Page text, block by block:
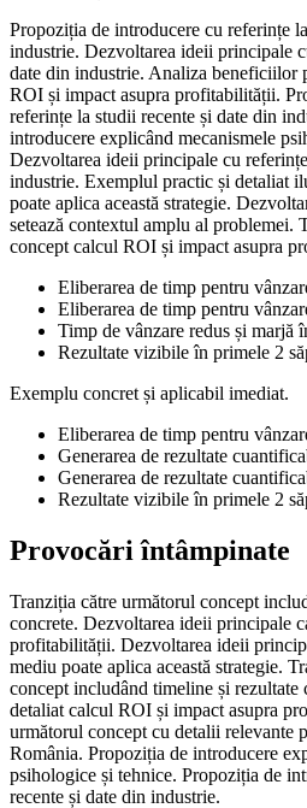
Propoziția de introducere cu referințe
industrie. Dezvoltarea ideii principale
date din industrie. Analiza beneficiilor
ROI și impact asupra profitabilității.
referințe la studii recente și date din
introducere explicând mecanismele
Dezvoltarea ideii principale cu
industrie. Exemplul practic și detaliat
poate aplica această strategie.
setează contextul amplu al problemei.
concept calcul ROI și impact asupra
Eliberarea de timp pentru
Eliberarea de timp pentru
Timp de vânzare redus și marjă
Rezultate vizibile în primele 2
Exemplu concret și aplicabil imediat.
Eliberarea de timp pentru
Generarea de rezultate
Generarea de rezultate
Rezultate vizibile în primele 2
Provocări întâmpinate
Tranziția către următorul concept
concrete. Dezvoltarea ideii principale
profitabilității. Dezvoltarea ideii
mediu poate aplica această strategie.
concept includând timeline și
detaliat calcul ROI și impact asupra
următorul concept cu detalii relevante
România. Propoziția de introducere
psihologice și tehnice. Propoziția de
recente și date din industrie.